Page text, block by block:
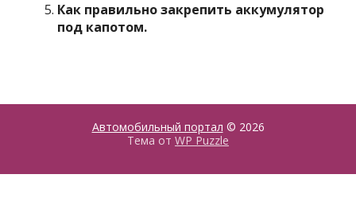
Как правильно закрепить аккумулятор
под капотом.
Автомобильный портал © 2026
Тема от WP Puzzle